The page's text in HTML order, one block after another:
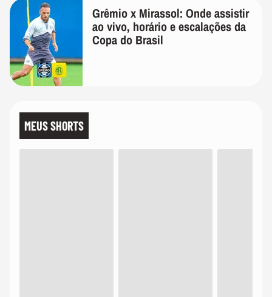
Grêmio x Mirassol: Onde assistir
ao vivo, horário e escalações da
Copa do Brasil
MEUS SHORTS